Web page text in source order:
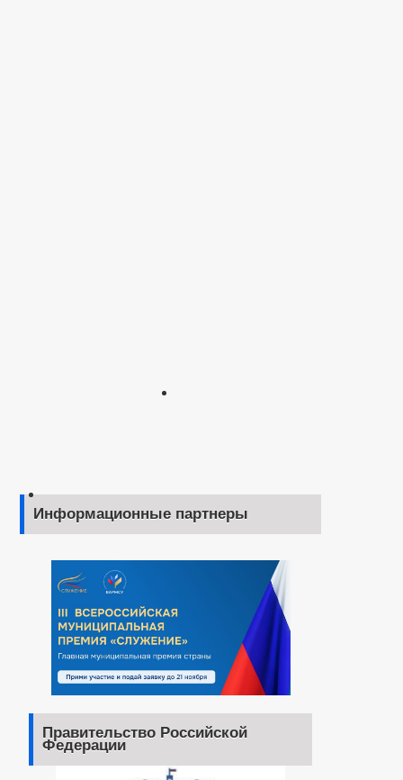
Информационные партнеры
Правительство Российской
Федерации